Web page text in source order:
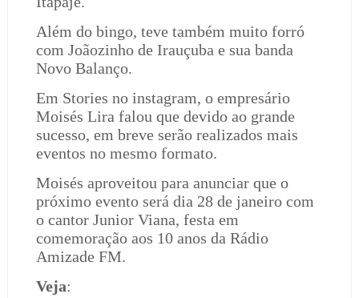
Além do bingo, teve também muito forró
com Joãozinho de Irauçuba e sua banda
Novo Balanço.
Em Stories no instagram, o empresário
Moisés Lira falou que devido ao grande
sucesso, em breve serão realizados mais
eventos no mesmo formato.
Moisés aproveitou para anunciar que o
próximo evento será dia 28 de janeiro com
o cantor Junior Viana, festa em
comemoração aos 10 anos da Rádio
Amizade FM.
Veja: